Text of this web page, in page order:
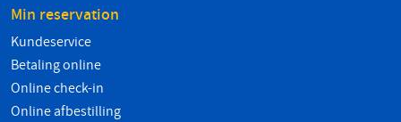
Min reservation
Kundeservice
Betaling online
Online check-in
Online afbestilling